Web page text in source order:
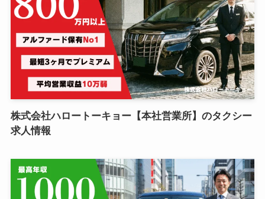
株式会社ハロートーキョー【本社営業所】のタクシー
求人情報